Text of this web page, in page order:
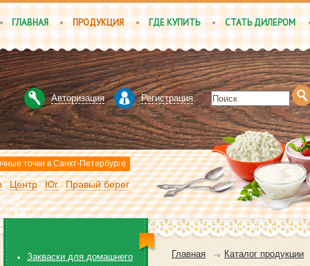
ГЛАВНАЯ ПРОДУКЦИЯ ГДЕ КУПИТЬ СТАТЬ ДИЛЕРОМ
Авторизация Регистрация
точки в Санкт-Петербурге
Центр Юг Правый берег
Главная Каталог продукции
Закваски для домашнего